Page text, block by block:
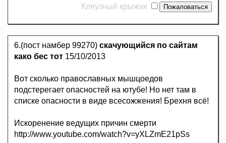
Кляузный крыжик
6.(пост намбер 99270) скачующийся по сайтам
како бес тот 15/10/2013
Вот сколько православных мышцоедов
подстерегает опасностей на ютубе! Но нет там в
списке опасности в виде всесожжения! Брехня всё!
Искоренение ведущих причин смерти
http://www.youtube.com/watch?v=yXLZmE21pSs